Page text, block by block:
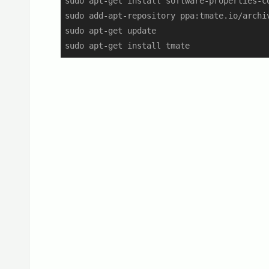
sudo add-apt-repository ppa:tmate.io/
sudo apt-get update
sudo apt-get install tmate